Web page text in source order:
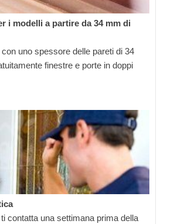
i modelli a partire da 34 mm di
uno spessore delle pareti di 34
finestre e porte in doppi
ti contatta una settimana prima della